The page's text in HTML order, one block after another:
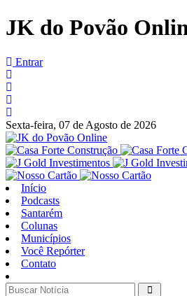
JK do Povão
Entrar
Sexta-feira, 07 de Agosto de 2026
Início
Podcasts
Santarém
Colunas
Municípios
Você Repórter
Contato